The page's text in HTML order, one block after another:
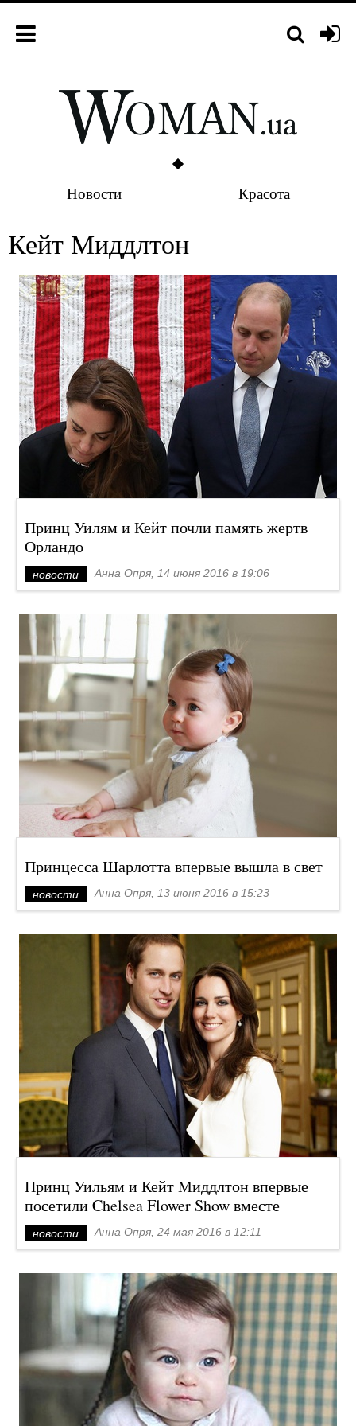
Новости Красота
Кейт Миддлтон
Принц Уилям и Кейт почли память жертв
Орландо
новости Анна Опря, 14 июня 2016 в 19:06
Принцесса Шарлотта впервые вышла в свет
новости Анна Опря, 13 июня 2016 в 15:23
Принц Уильям и Кейт Миддлтон впервые
посетили Chelsea Flower Show вместе
новости Анна Опря, 24 мая 2016 в 12:11